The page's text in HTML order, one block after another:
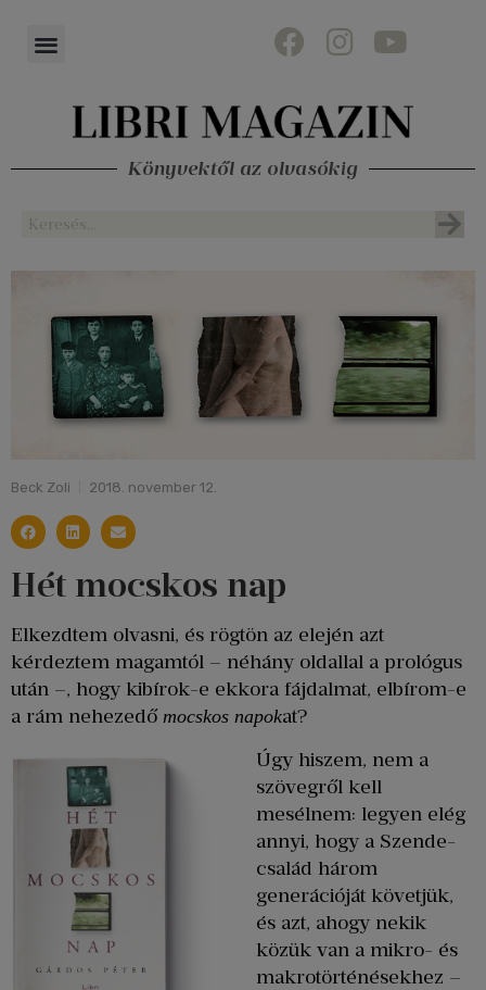
Könyvektől az olvasókig
Beck Zoli 2018. november 12.
Hét mocskos nap
Elkezdtem olvasni, és rögtön az elején azt
kérdeztem magamtól – néhány oldallal a prológus
után –, hogy kibírok-e ekkora fájdalmat, elbírom-e
a rám nehezedő mocskos napokat?
Úgy hiszem, nem a
szövegről kell
mesélnem: legyen elég
annyi, hogy a Szende-
család három
generációját követjük,
és azt, ahogy nekik
közük van a mikro- és
makrotörténésekhez –